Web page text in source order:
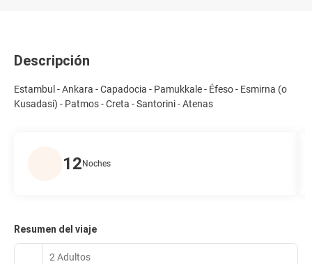
Descripción
Estambul - Ankara - Capadocia - Pamukkale - Éfeso - Esmirna (o
Kusadasi) - Patmos - Creta - Santorini - Atenas
12 Noches
Resumen del viaje
2 Adultos